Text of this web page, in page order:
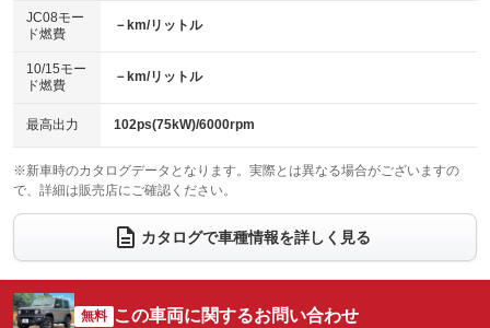
電動格納ミラー
：装備あり
ローダウン
：装備なし
ベンチシート
：装備なし
チップアップシート
：装備なし
電動格納サードシート
：装備なし シートヒーター
：装備あり
ウォークスルー
電動リアゲート フロントカメラ
：装備なし
シートエアコン
：装備なし 全周囲カメラ
：装備なし
サイドカメラ
：装備なし ルーフレール
：装備なし
JC08モー
ド燃費
－km/リットル
10/15モー
ド燃費
－km/リットル
最高出力 102ps(75kW)/6000rpm
※新車時のカタログデータとなります。実際とは異なる場合がございますの
で、詳細は販売店にご確認ください。
カタログで車種情報を詳しく見る
無料 この車両に関するお問い合わせ